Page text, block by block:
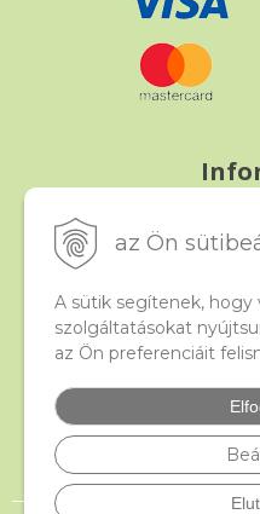
az Ön
A sütik segítenek, hogy
szolgáltatásokat
az Ön preferenciáit
Panasz,